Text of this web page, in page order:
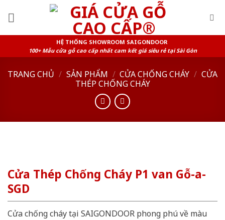
HỆ THỐNG SHOWROOM SAIGONDOOR
100+ Mẫu cửa gỗ cao cấp nhất cam kết giá siêu rẻ tại Sài Gòn
TRANG CHỦ / SẢN PHẨM / CỬA CHỐNG CHÁY / CỬA
THÉP CHỐNG CHÁY
Cửa Thép Chống Cháy P1 van Gỗ-a-
SGD
Cửa chống cháy tại SAIGONDOOR phong phú về màu